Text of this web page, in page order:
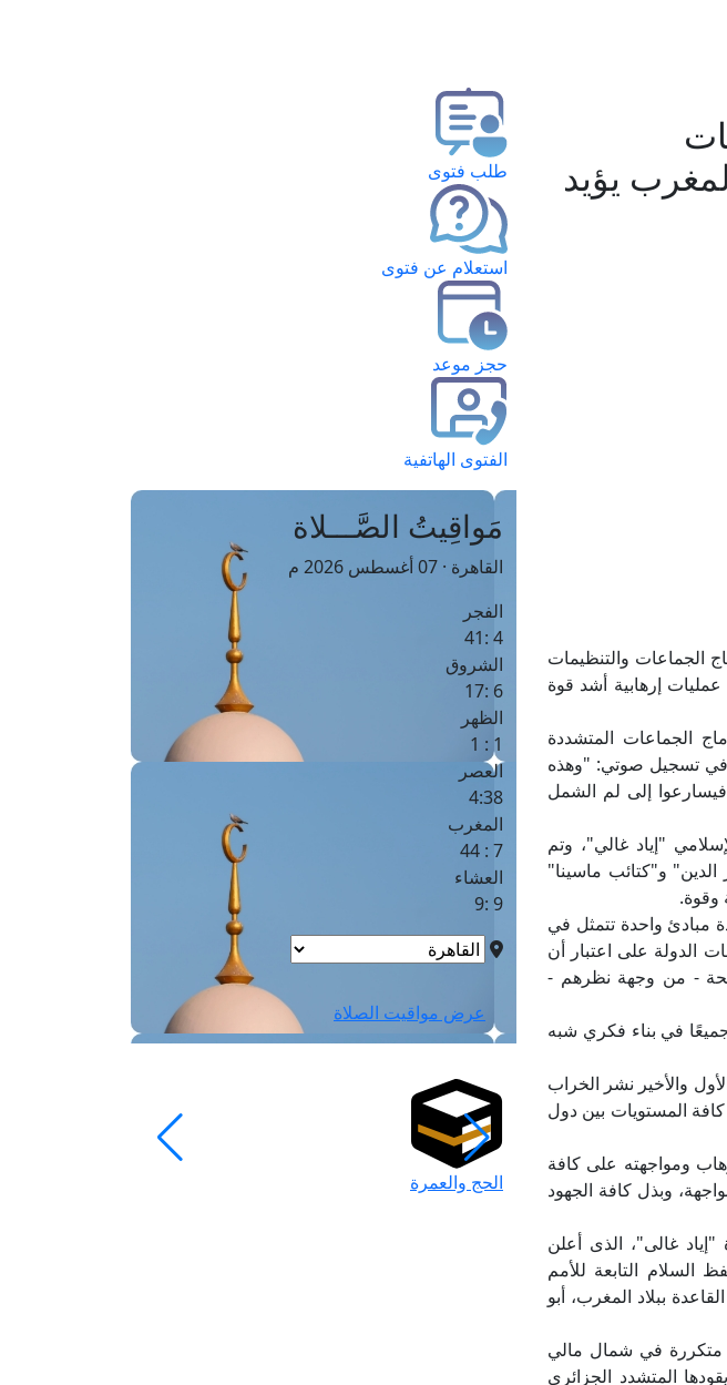
يؤيد
الجماعات والتنظيمات
إرهابية أشد قوة
الجماعات المتشددة
في تسجيل صوتي: "وهذه
فيسارعوا إلى لم الشمل
"إياد غالي"، وتم
و"كتائب ماسينا"
وقوة.
مبادئ واحدة تتمثل في
الدولة على اعتبار أن
- من وجهة نظرهم -
في بناء فكري شبه
والأخير نشر الخراب
المستويات بين دول
ومواجهته على كافة
وبذل كافة الجهود
غالى"، الذى أعلن
السلام التابعة للأمم
ببلاد المغرب، أبو
متكررة في شمال مالي
المتشدد الجزائري
طلب فتوى
استعلام عن فتوى
حجز موعد
الفتوى الهاتفية
مَواقِيتُ الصَّـــلاة
القاهرة · 07 أغسطس 2026 م
الفجر
4 :41
الشروق
6 :17
الظهر
1 : 1
العصر
4:38
المغرب
7 : 44
العشاء
9 :9
عرض مواقيت الصلاة
الحج والعمرة